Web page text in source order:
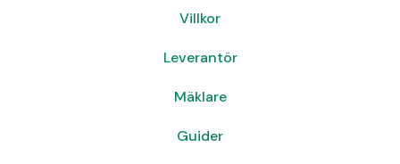
Villkor
Leverantör
Mäklare
Guider